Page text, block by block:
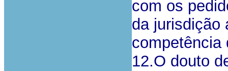
com os
da jurisdição
competência
12.O douto